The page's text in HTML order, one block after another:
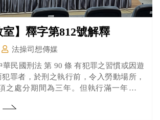
室】釋字第812號解釋
法操司想傳媒
罪者，於刑之執行前，令入勞動場所，
之處分期間為三年。但執行滿一年六月
認為有延長之必要者，法院得許可延長